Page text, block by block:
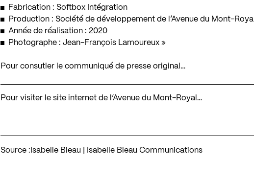
Fabrication : Softbox Intégration
Production : Société de développement de l’Avenue du Mont-Royal
Année de réalisation : 2020
Photographe : Jean-François Lamoureux »
Pour consutler le communiqué de presse original…
Pour visiter le site internet de l’Avenue du Mont-Royal…
Source : Isabelle Bleau | Isabelle Bleau Communications